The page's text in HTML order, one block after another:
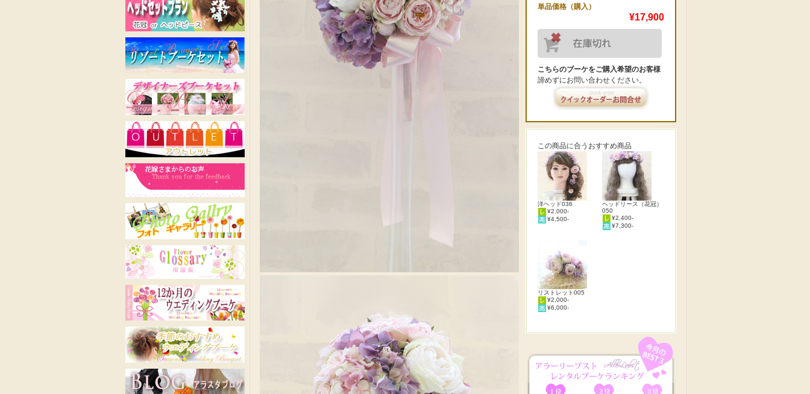
単品価格（購入）
¥17,900
こちらのブーケをご購入希望のお客様
諦めずにお問い合わせください。
この商品に合うおすすめ商品
洋ヘッド036
¥2,000-
¥4,500-
ヘッドリース（花冠）
050
¥2,400-
¥7,300-
リストレット005
¥2,000-
¥6,000-